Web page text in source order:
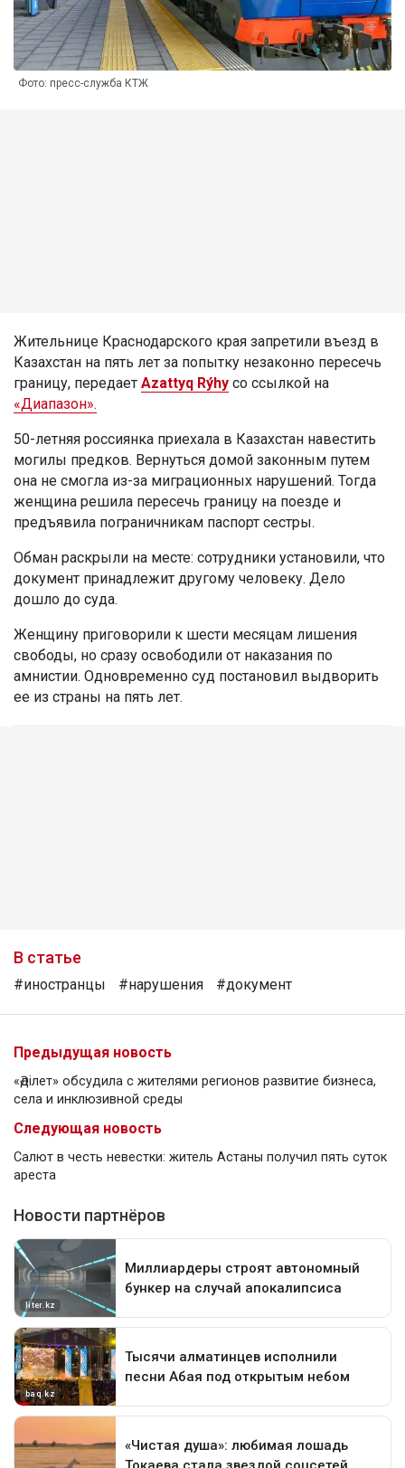
Фото: пресс-служба КТЖ
Жительнице Краснодарского края запретили въезд в
Казахстан на пять лет за попытку незаконно пересечь
границу, передает Azattyq Rýhy со ссылкой на
«Диапазон».
50-летняя россиянка приехала в Казахстан навестить
могилы предков. Вернуться домой законным путем
она не смогла из-за миграционных нарушений. Тогда
женщина решила пересечь границу на поезде и
предъявила пограничникам паспорт сестры.
Обман раскрыли на месте: сотрудники установили, что
документ принадлежит другому человеку. Дело
дошло до суда.
Женщину приговорили к шести месяцам лишения
свободы, но сразу освободили от наказания по
амнистии. Одновременно суд постановил выдворить
ее из страны на пять лет.
В статье
#иностранцы #нарушения #документ
Предыдущая новость
«Әділет» обсудила с жителями регионов развитие бизнеса,
села и инклюзивной среды
Следующая новость
Салют в честь невестки: житель Астаны получил пять суток
ареста